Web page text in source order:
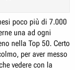
poco più di 7.000
una ad ogni
nella Top 50. Certo
per aver messo
vedere con la